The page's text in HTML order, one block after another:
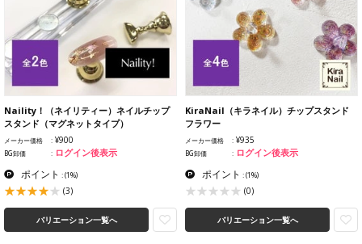
Naility！（ネイリティー）ネイルチップ
スタンド（マグネットタイプ）
メーカー価格 ¥900
BG卸価 ログイン後表示
ポイント :(1%)
(3)
バリエーション一覧へ
KiraNail（キラネイル）チップスタンド
フラワー
メーカー価格 ¥935
BG卸価 ログイン後表示
ポイント :(1%)
(0)
バリエーション一覧へ